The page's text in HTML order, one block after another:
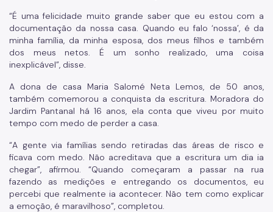
“É uma felicidade muito grande saber que eu estou com a
documentação da nossa casa. Quando eu falo ‘nossa’, é da
minha família, da minha esposa, dos meus filhos e também
dos meus netos. É um sonho realizado, uma coisa
inexplicável”, disse.
A dona de casa Maria Salomé Neta Lemos, de 50 anos,
também comemorou a conquista da escritura. Moradora do
Jardim Pantanal há 16 anos, ela conta que viveu por muito
tempo com medo de perder a casa.
“A gente via famílias sendo retiradas das áreas de risco e
ficava com medo. Não acreditava que a escritura um dia ia
chegar”, afirmou. “Quando começaram a passar na rua
fazendo as medições e entregando os documentos, eu
percebi que realmente ia acontecer. Não tem como explicar
a emoção, é maravilhoso”, completou.